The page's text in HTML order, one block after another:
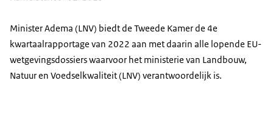
Minister Adema (LNV) biedt de Tweede Kamer de 4e
kwartaalrapportage van 2022 aan met daarin alle lopende EU-
wetgevingsdossiers waarvoor het ministerie van Landbouw,
Natuur en Voedselkwaliteit (LNV) verantwoordelijk is.